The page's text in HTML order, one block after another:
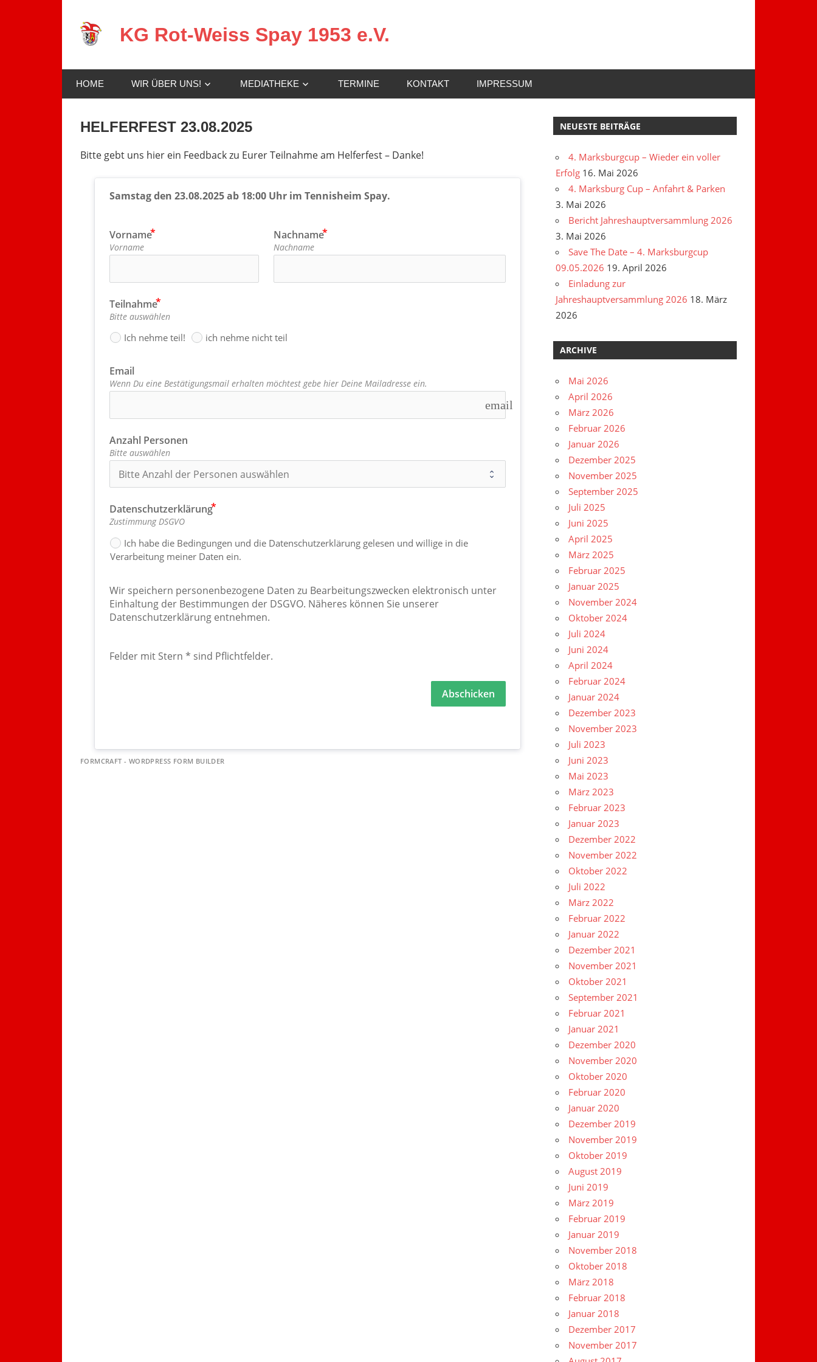
Inhalt
springen
KG Rot-Weiss Spay 1953 e.V.
in
Spay!
HOME WIR ÜBER UNS! MEDIATHEKE TERMINE KONTAKT IMPRESSUM
HELFERFEST 23.08.2025
Bitte gebt uns hier ein Feedback zu Eurer Teilnahme am Helferfest – Danke!
Samstag den 23.08.2025 ab 18:00 Uhr im Tennisheim Spay.
Vorname
Vorname
Nachname
Nachname
Teilnahme
Bitte auswählen
Ich nehme teil! ich nehme nicht teil
Email
Wenn Du eine Bestätigungsmail erhalten möchtest gebe hier Deine Mailadresse ein.
email
Anzahl Personen
Bitte auswählen
Datenschutzerklärung
Zustimmung DSGVO
Ich habe die Bedingungen und die Datenschutzerklärung gelesen und willige in die
Verarbeitung meiner Daten ein.
Wir speichern personenbezogene Daten zu Bearbeitungszwecken elektronisch unter
Einhaltung der Bestimmungen der DSGVO. Näheres können Sie unserer
Datenschutzerklärung entnehmen.
Felder mit Stern * sind Pflichtfelder.
Abschicken
FORMCRAFT - WORDPRESS FORM BUILDER
NEUESTE BEITRÄGE
4. Marksburgcup – Wieder ein voller
Erfolg 16. Mai 2026
4. Marksburg Cup – Anfahrt & Parken
3. Mai 2026
Bericht Jahreshauptversammlung 2026
3. Mai 2026
Save The Date – 4. Marksburgcup
09.05.2026 19. April 2026
Einladung zur
Jahreshauptversammlung 2026 18. März
2026
ARCHIVE
Mai 2026
April 2026
März 2026
Februar 2026
Januar 2026
Dezember 2025
November 2025
September 2025
Juli 2025
Juni 2025
April 2025
März 2025
Februar 2025
Januar 2025
November 2024
Oktober 2024
Juli 2024
Juni 2024
April 2024
Februar 2024
Januar 2024
Dezember 2023
November 2023
Juli 2023
Juni 2023
Mai 2023
März 2023
Februar 2023
Januar 2023
Dezember 2022
November 2022
Oktober 2022
Juli 2022
März 2022
Februar 2022
Januar 2022
Dezember 2021
November 2021
Oktober 2021
September 2021
Februar 2021
Januar 2021
Dezember 2020
November 2020
Oktober 2020
Februar 2020
Januar 2020
Dezember 2019
November 2019
Oktober 2019
August 2019
Juni 2019
März 2019
Februar 2019
Januar 2019
November 2018
Oktober 2018
März 2018
Februar 2018
Januar 2018
Dezember 2017
November 2017